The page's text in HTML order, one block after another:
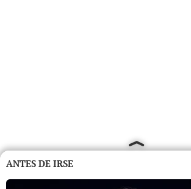
ANTES DE IRSE